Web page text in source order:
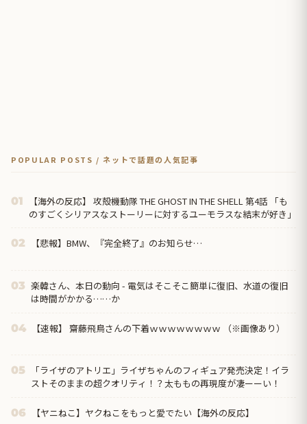
POPULAR POSTS / ネットで話題の人気記事
01
【海外の反応】 攻殻機動隊 THE GHOST IN THE SHELL 第4話 「も
のすごくシリアスなストーリーに対するユーモラスな結末が好き」
02 【悲報】BMW、『完全終了』のお知らせ…
03 楽韓さん、本日の動向 - 電気はそこそこ簡単に復旧、水道の復旧
は時間がかかる……か
04 【速報】 齋藤飛鳥さんの下着ｗｗｗｗｗｗｗｗ （※画像あり）
05
「ライザのアトリエ」ライザちゃんのフィギュア発売決定！イラ
ストそのままの超クオリティ！？太ももの再現度が凄ーーい！
06 【ヤニねこ】ヤクねこをもっと愛でたい【海外の反応】